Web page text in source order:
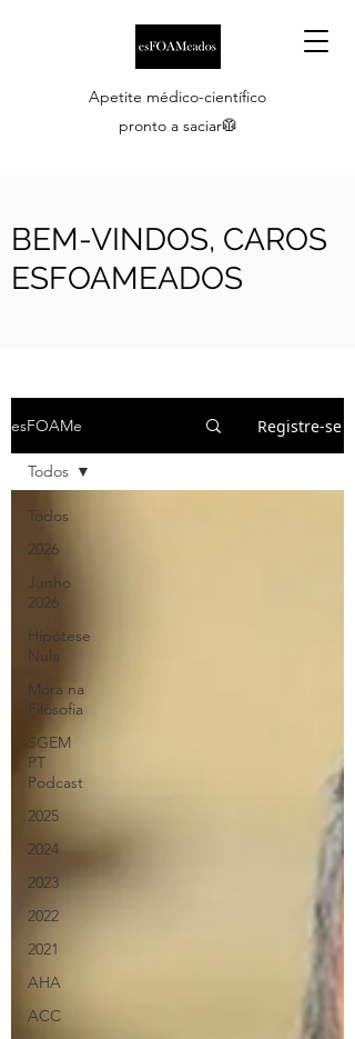
Apetite médico-científico
pronto a saciar🥼
BEM-VINDOS, CAROS
ESFOAMEADOS
esFOAMe Registre-se
Todos
2026
Junho
2026
Hipótese
Nula
Mora na
Filosofia
SGEM
PT
Podcast
2025
2024
2023
2022
2021
AHA
ACC
Todos